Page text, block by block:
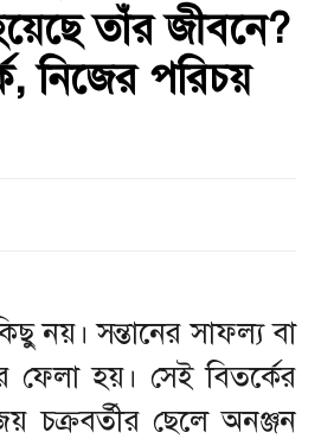
তাঁর জীবনে?
নিজের পরিচয়
নয়। সন্তানের সাফল্য বা
হয়। সেই বিতর্কের
চক্রবর্তীর ছেলে অনঞ্জন